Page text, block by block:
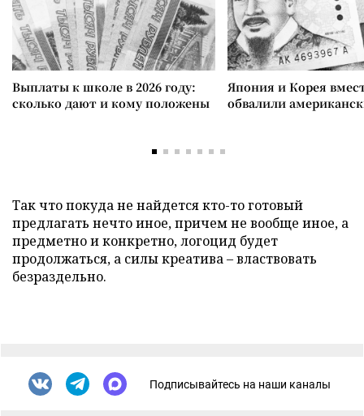
Выплаты к школе в 2026 году:
сколько дают и кому положены
Япония и Корея
обвалили
Так что покуда не найдется кто-то готовый
предлагать нечто иное, причем не вообще иное, а
предметно и конкретно, логоцид будет
продолжаться, а силы креатива – властвовать
безраздельно.
Подписывайтесь на наши каналы